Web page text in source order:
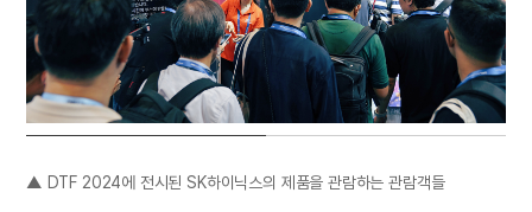
▲ DTF 2024에 전시된 SK하이닉스의 제품을 관람하는 관람객들